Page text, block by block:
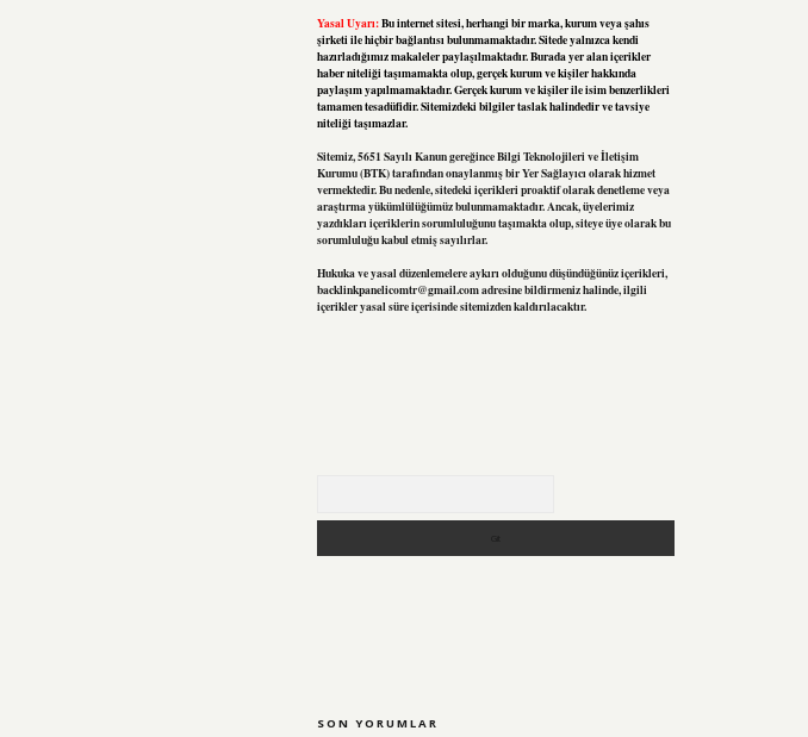
Yasal Uyarı:Bu internet sitesi, herhangi bir marka, kurum veya şahıs
şirketi ile hiçbir bağlantısı bulunmamaktadır. Sitede yalnızca kendi
hazırladığımız makaleler paylaşılmaktadır. Burada yer alan içerikler
haber niteliği taşımamakta olup, gerçek kurum ve kişiler hakkında
paylaşım yapılmamaktadır. Gerçek kurum ve kişiler ile isim benzerlikleri
tamamen tesadüfidir. Sitemizdeki bilgiler taslak halindedir ve tavsiye
niteliği taşımazlar.
Sitemiz, 5651 Sayılı Kanun gereğince Bilgi Teknolojileri ve İletişim
Kurumu (BTK) tarafından onaylanmış bir Yer Sağlayıcı olarak hizmet
vermektedir. Bu nedenle, sitedeki içerikleri proaktif olarak denetleme veya
araştırma yükümlülüğümüz bulunmamaktadır. Ancak, üyelerimiz
yazdıkları içeriklerin sorumluluğunu taşımakta olup, siteye üye olarak bu
sorumluluğu kabul etmiş sayılırlar.
Hukuka ve yasal düzenlemelere aykırı olduğunu düşündüğünüz içerikleri,
backlinkpanelicomtr@gmail.comadresine bildirmeniz halinde, ilgili
içerikler yasal süre içerisinde sitemizden kaldırılacaktır.
SON YORUMLAR